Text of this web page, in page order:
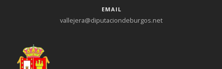
EMAIL
vallejera@diputaciondeburgos.net